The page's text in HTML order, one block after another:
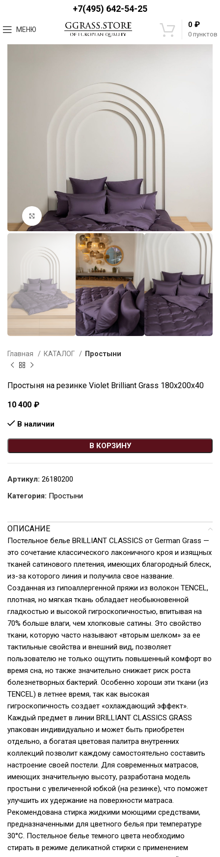
+7(495) 642-54-25
МЕНЮ
0 пунктов
0 ₽
Увеличить
Главная КАТАЛОГ Простыни
Простыня на резинке Violet Brilliant Grass 180х200х40
10 400 ₽
В наличии
В КОРЗИНУ
Артикул: 26180200
Категория: Простыни
ОПИСАНИЕ
Постельное белье BRILLIANT CLASSICS от German Grass —
это сочетание классического лаконичного кроя и изящных
тканей сатинового плетения, имеющих благородный блеск,
из-за которого линия и получила свое название.
Созданная из гипоаллергенной пряжи из волокон TENCEL,
плотная, но мягкая ткань обладает необыкновенной
гладкостью и высокой гигроскопичностью, впитывая на
70% больше влаги, чем хлопковые сатины. Это свойство
ткани, которую часто называют «вторым шелком» за ее
тактильные свойства и внешний вид, позволяет
пользователю не только ощутить повышенный комфорт во
время сна, но также значительно снижает риск роста
болезнетворных бактерий. Особенно хороши эти ткани (из
TENCEL) в летнее время, так как высокая
гигроскопичность создает «охлаждающий эффект».
Каждый предмет в линии BRILLIANT CLASSICS GRASS
упакован индивидуально и может быть приобретен
отдельно, а богатая цветовая палитра внутренних
коллекций позволит каждому самостоятельно составить
настроение своей постели. Для современных матрасов,
имеющих значительную высоту, разработана модель
простыни с увеличенной юбкой (на резинке), что поможет
улучшить их удержание на поверхности матраса.
Рекомендована стирка жидкими моющими средствами,
предназначенными для цветного белья при температуре
30°С. Постельное белье темного цвета необходимо
стирать в режиме деликатной стирки с применением